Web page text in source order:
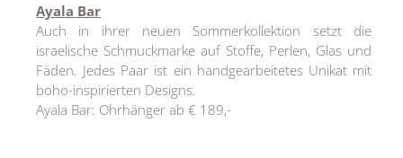
Ayala Bar
Auch in ihrer neuen Sommerkollektion setzt die
israelische Schmuckmarke auf Stoffe, Perlen, Glas und
Fäden. Jedes Paar ist ein handgearbeitetes Unikat mit
boho-inspirierten Designs.
Ayala Bar: Ohrhänger ab € 189,-